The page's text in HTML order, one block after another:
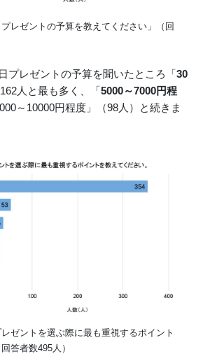
プレゼントの予算を教えてください」（回
プレゼントの予算を聞いたところ「30
162人と最も多く、「5000～7000円程
～10000円程度」（98人）と続きま
レゼントを選ぶ際に最も重視するポイント
答者数495人）